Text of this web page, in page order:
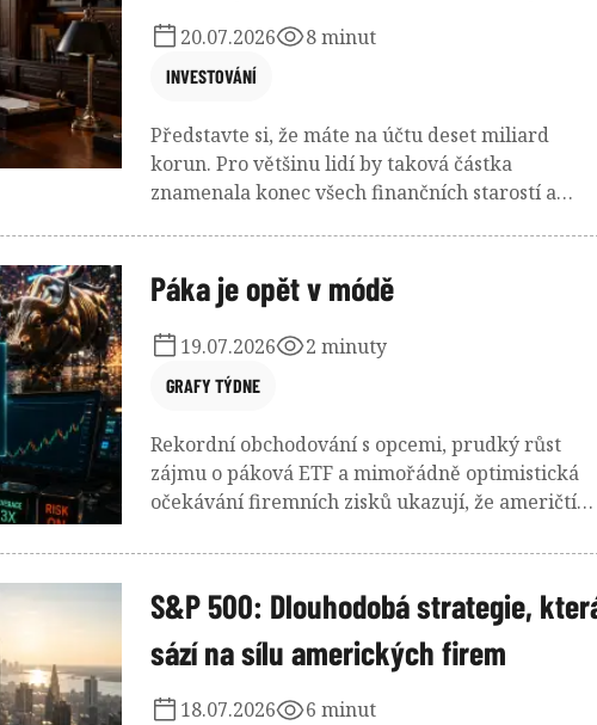
známé, jejichž příběh znají i ti méně zasvěcení.
INVESTOVÁNÍ
20.07.2026 8 minut
Představte si, že máte na účtu deset miliard
korun. Pro většinu lidí by taková částka
znamenala konec všech finančních starostí a
nepředstavuje konečný cíl, ale začátek mnohem
složitějšího úkolu.
Páka je opět v módě
GRAFY TÝDNE
19.07.2026 2 minuty
Rekordní obchodování s opcemi, prudký růst
zájmu o páková ETF a mimořádně optimistická
očekávání firemních zisků ukazují, že američtí
podstupovat riziko. Navzdory vysokým valuacím
stále více sázejí na to, že růst akciových trhů bude
pokračovat. To ovšem může být v korekci
značný problém.
S&P 500: Dlouhodobá strategie,
sází na sílu amerických firem
18.07.2026 6 minut